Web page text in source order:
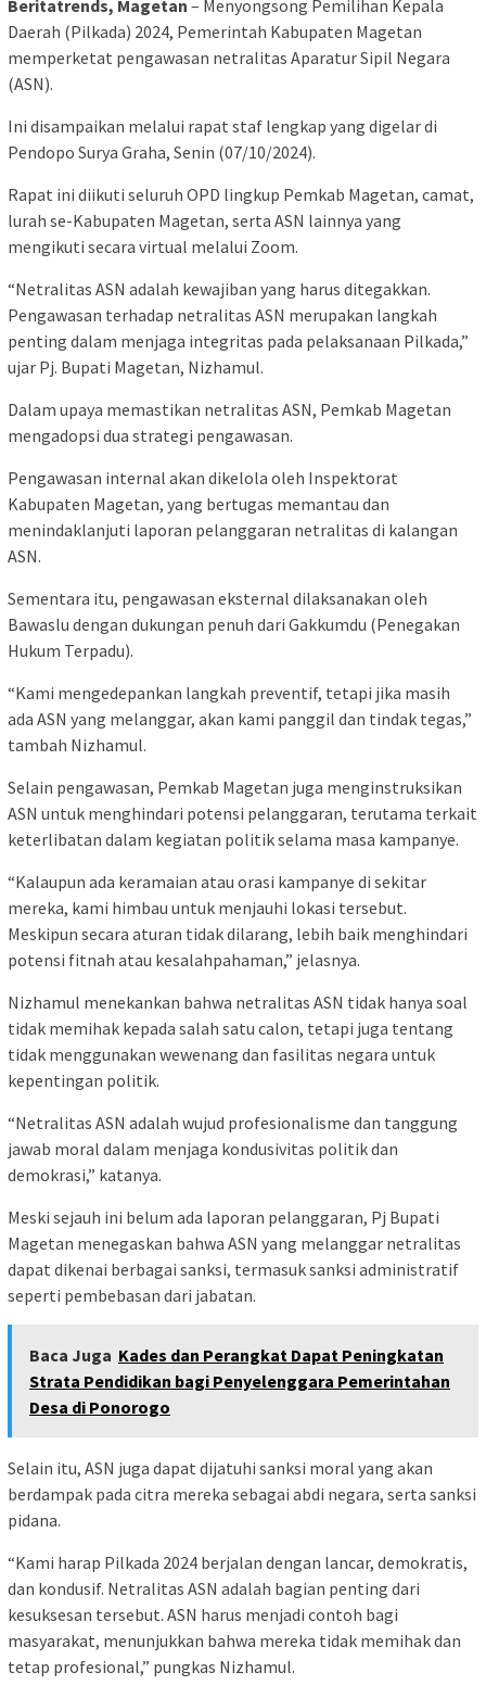
Beritatrends, Magetan – Menyongsong Pemilihan Kepala
Daerah (Pilkada) 2024, Pemerintah Kabupaten Magetan
memperketat pengawasan netralitas Aparatur Sipil Negara
(ASN).
Ini disampaikan melalui rapat staf lengkap yang digelar di
Pendopo Surya Graha, Senin (07/10/2024).
Rapat ini diikuti seluruh OPD lingkup Pemkab Magetan, camat,
lurah se-Kabupaten Magetan, serta ASN lainnya yang
mengikuti secara virtual melalui Zoom.
“Netralitas ASN adalah kewajiban yang harus ditegakkan.
Pengawasan terhadap netralitas ASN merupakan langkah
penting dalam menjaga integritas pada pelaksanaan Pilkada,”
ujar Pj. Bupati Magetan, Nizhamul.
Dalam upaya memastikan netralitas ASN, Pemkab Magetan
mengadopsi dua strategi pengawasan.
Pengawasan internal akan dikelola oleh Inspektorat
Kabupaten Magetan, yang bertugas memantau dan
menindaklanjuti laporan pelanggaran netralitas di kalangan
ASN.
Sementara itu, pengawasan eksternal dilaksanakan oleh
Bawaslu dengan dukungan penuh dari Gakkumdu (Penegakan
Hukum Terpadu).
“Kami mengedepankan langkah preventif, tetapi jika masih
ada ASN yang melanggar, akan kami panggil dan tindak tegas,”
tambah Nizhamul.
Selain pengawasan, Pemkab Magetan juga menginstruksikan
ASN untuk menghindari potensi pelanggaran, terutama terkait
keterlibatan dalam kegiatan politik selama masa kampanye.
“Kalaupun ada keramaian atau orasi kampanye di sekitar
mereka, kami himbau untuk menjauhi lokasi tersebut.
Meskipun secara aturan tidak dilarang, lebih baik menghindari
potensi fitnah atau kesalahpahaman,” jelasnya.
Nizhamul menekankan bahwa netralitas ASN tidak hanya soal
tidak memihak kepada salah satu calon, tetapi juga tentang
tidak menggunakan wewenang dan fasilitas negara untuk
kepentingan politik.
“Netralitas ASN adalah wujud profesionalisme dan tanggung
jawab moral dalam menjaga kondusivitas politik dan
demokrasi,” katanya.
Meski sejauh ini belum ada laporan pelanggaran, Pj Bupati
Magetan menegaskan bahwa ASN yang melanggar netralitas
dapat dikenai berbagai sanksi, termasuk sanksi administratif
seperti pembebasan dari jabatan.
Baca Juga Kades dan Perangkat Dapat Peningkatan
Strata Pendidikan bagi Penyelenggara Pemerintahan
Desa di Ponorogo
Selain itu, ASN juga dapat dijatuhi sanksi moral yang akan
berdampak pada citra mereka sebagai abdi negara, serta sanksi
pidana.
“Kami harap Pilkada 2024 berjalan dengan lancar, demokratis,
dan kondusif. Netralitas ASN adalah bagian penting dari
kesuksesan tersebut. ASN harus menjadi contoh bagi
masyarakat, menunjukkan bahwa mereka tidak memihak dan
tetap profesional,” pungkas Nizhamul.